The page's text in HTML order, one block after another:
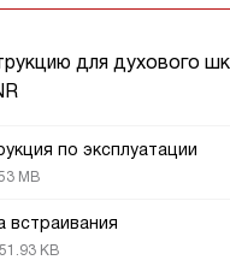
для духового
по эксплуатации
MB
встраивания
KB